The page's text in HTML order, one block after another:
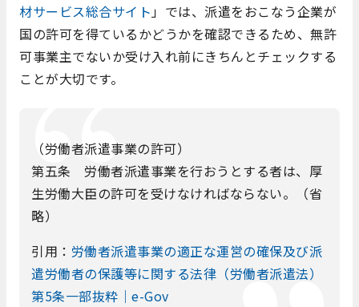
材サービス総合サイト」では、派遣をおこなう企業が
国の許可を得ているかどうかを確認できるため、無許
可事業主でないか受け入れ前にきちんとチェックする
ことが大切です。
（労働者派遣事業の許可）
第五条 労働者派遣事業を行おうとする者は、厚
生労働大臣の許可を受けなければならない。（省
略）
引用： 労働者派遣事業の適正な運営の確保及び派
遣労働者の保護等に関する法律（労働者派遣法）
第5条一部抜粋｜e-Gov